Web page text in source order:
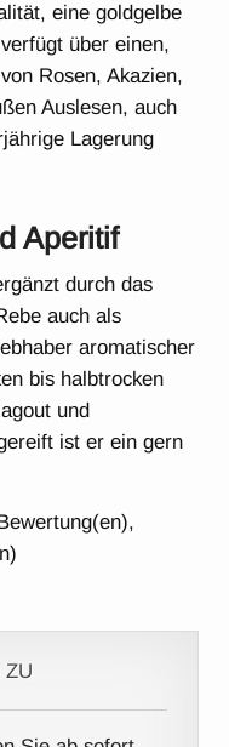
eine goldgelbe
über einen,
Rosen, Akazien,
Auslesen, auch
Lagerung
Aperitif
durch das
auch als
aromatischer
bis halbtrocken
und
ist er ein gern
ZU